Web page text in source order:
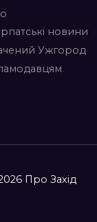
новини
Ужгород
Про Захід